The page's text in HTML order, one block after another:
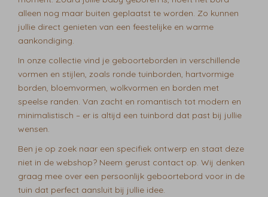
alleen nog maar buiten geplaatst te worden. Zo kunnen
jullie direct genieten van een feestelijke en warme
aankondiging.
In onze collectie vind je geboorteborden in verschillende
vormen en stijlen, zoals ronde tuinborden, hartvormige
borden, bloemvormen, wolkvormen en borden met
speelse randen. Van zacht en romantisch tot modern en
minimalistisch – er is altijd een tuinbord dat past bij jullie
wensen.
Ben je op zoek naar een specifiek ontwerp en staat deze
niet in de webshop? Neem gerust contact op. Wij denken
graag mee over een persoonlijk geboortebord voor in de
tuin dat perfect aansluit bij jullie idee.